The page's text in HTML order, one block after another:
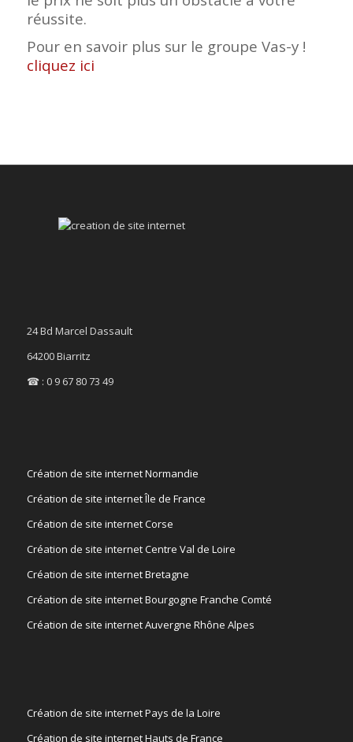
réussite.
Pour en savoir plus sur le groupe Vas-y !
cliquez ici
24 Bd Marcel Dassault
64200 Biarritz
☎ : 0 9 67 80 73 49
Création de site internet Normandie
Création de site internet Île de France
Création de site internet Corse
Création de site internet Centre Val de Loire
Création de site internet Bretagne
Création de site internet Bourgogne Franche Comté
Création de site internet Auvergne Rhône Alpes
Création de site internet Pays de la Loire
Création de site internet Hauts de France